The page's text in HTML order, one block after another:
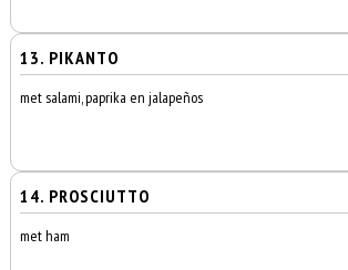
13. PIKANTO
met salami, paprika en jalapeños
14. PROSCIUTTO
met ham